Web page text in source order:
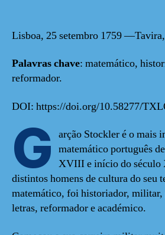
Lisboa, 25 setembro 1759
Palavras chave: matemático,
reformador.
DOI: https://doi.org/10.58277/
G arção Stockler é o mais
matemático português
XVIII e início do século
distintos homens de cultura do seu
matemático, foi historiador,
letras, reformador e académico.